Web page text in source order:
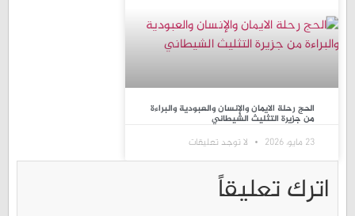
الحج رحلة الايمان والإنسان والعبودية والبراءة
من جزيرة التثليث الشيطاني
23 مايو، 2026 لا توجد تعليقات
اترك تعليقاً